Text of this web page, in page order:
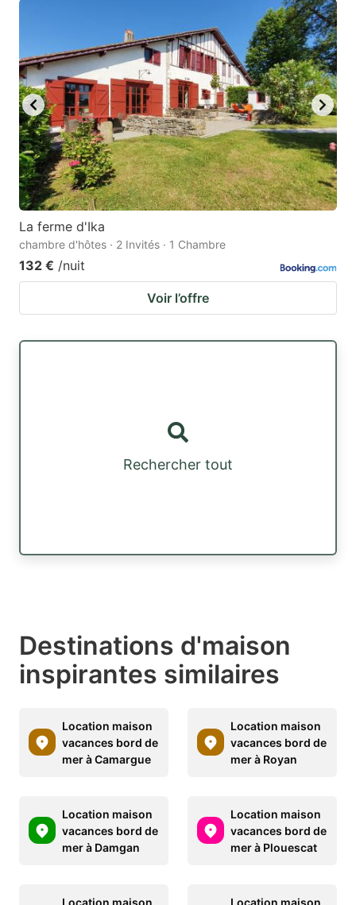
La ferme d'Ika
chambre d'hôtes · 2 Invités · 1 Chambre
132 € /nuit
Voir l’offre
Rechercher tout
Destinations d'maison
inspirantes similaires
Location maison
vacances bord de
mer à Camargue
Location maison
vacances bord de
mer à Royan
Location maison
vacances bord de
mer à Damgan
Location maison
vacances bord de
mer à Plouescat
Location maison Location maison